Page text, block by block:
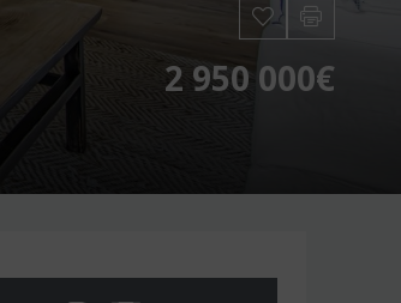
2 950 000€